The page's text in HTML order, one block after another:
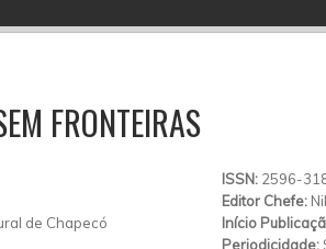
FRONTEIRAS
de Chapecó
ISSN: 2596-
Editor Chefe:
Início
Periodicidade: